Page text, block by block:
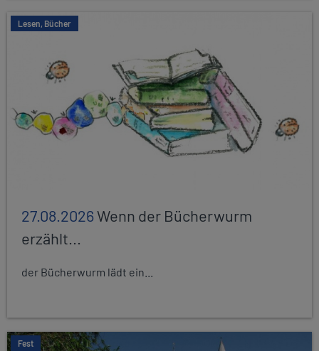
Lesen, Bücher
27.08.2026Wenn der Bücherwurm
erzählt...
der Bücherwurm lädt ein...
Fest